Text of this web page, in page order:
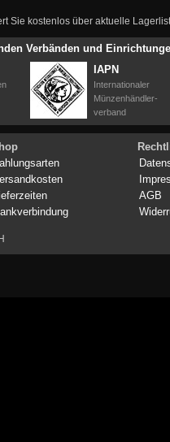
Sie kostenlos über aktuelle
Verbänden und
IAPN
Internationaler
Münzenhändler-
verband
AGB